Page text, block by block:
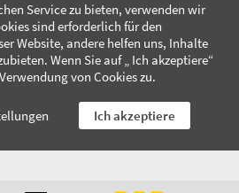
Service zu bieten, verwenden wir
sind erforderlich für den
Website, andere helfen uns, Inhalte
Wenn Sie auf „ Ich akzeptiere“
von Cookies zu.
Ich akzeptiere